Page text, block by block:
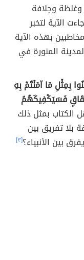
وجلافة
الآية لتخبر
بهذه الآية
المنورة في
بِمِثْلِ مَا آمَنْتُمْ بِهِ
فَسَيَكْفِيكَهُمُ
الكتاب بمثل ذلك
بلا تفريق بين
بين الأنبياء؟[٣]